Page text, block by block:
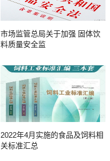
市场监管总局关于加强 固体饮
料质量安全监
2022年4月实施的食品及饲料相
关标准汇总